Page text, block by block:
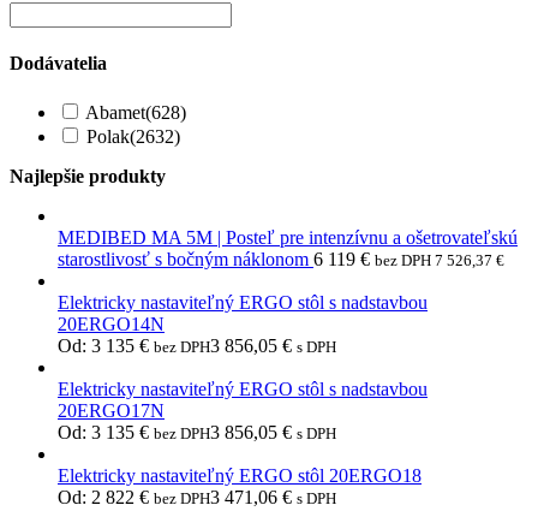
Dodávatelia
Abamet(628)
Polak(2632)
Najlepšie produkty
MEDIBED MA 5M | Posteľ pre intenzívnu a ošetrovateľskú
starostlivosť s bočným náklonom 6 119 € bez DPH 7 526,37 €
Elektricky nastaviteľný ERGO stôl s nadstavbou
20ERGO14N
Od: 3 135 € bez DPH3 856,05 € s DPH
Elektricky nastaviteľný ERGO stôl s nadstavbou
20ERGO17N
Od: 3 135 € bez DPH3 856,05 € s DPH
Elektricky nastaviteľný ERGO stôl 20ERGO18
Od: 2 822 € bez DPH3 471,06 € s DPH